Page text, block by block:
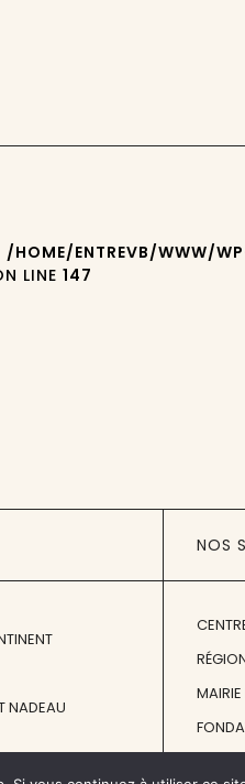
/HOME/ENTREVB/WWW/
LINE147
NADEAU
NOS